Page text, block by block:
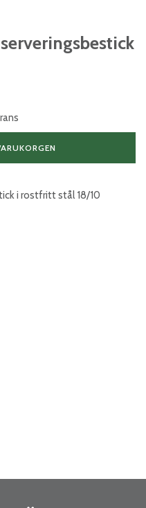
i rostfritt stål 18/10